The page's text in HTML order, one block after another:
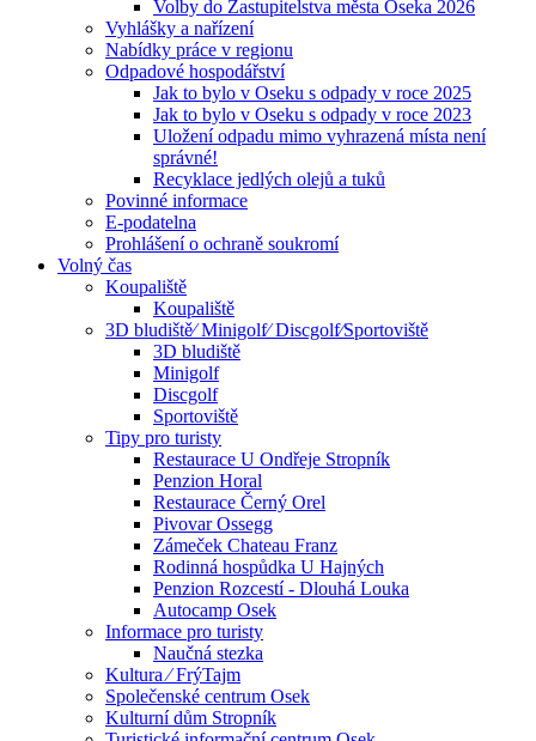
Volby do Zastupitelstva města Oseka 2026
Vyhlášky a nařízení
Nabídky práce v regionu
Odpadové hospodářství
Jak to bylo v Oseku s odpady v roce 2025
Jak to bylo v Oseku s odpady v roce 2023
Uložení odpadu mimo vyhrazená místa není
správné!
Recyklace jedlých olejů a tuků
Povinné informace
E-podatelna
Prohlášení o ochraně soukromí
Volný čas
Koupaliště
Koupaliště
3D bludiště⁄ Minigolf⁄ Discgolf⁄Sportoviště
3D bludiště
Minigolf
Discgolf
Sportoviště
Tipy pro turisty
Restaurace U Ondřeje Stropník
Penzion Horal
Restaurace Černý Orel
Pivovar Ossegg
Zámeček Chateau Franz
Rodinná hospůdka U Hajných
Penzion Rozcestí - Dlouhá Louka
Autocamp Osek
Informace pro turisty
Naučná stezka
Kultura ⁄ FrýTajm
Společenské centrum Osek
Kulturní dům Stropník